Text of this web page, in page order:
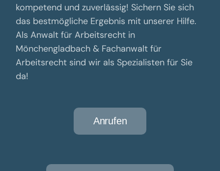
kompetend und zuverlässig! Sichern Sie sich
das bestmögliche Ergebnis mit unserer Hilfe.
Als Anwalt für Arbeitsrecht in
Mönchengladbach & Fachanwalt für
Arbeitsrecht sind wir als Spezialisten für Sie
da!
Anrufen